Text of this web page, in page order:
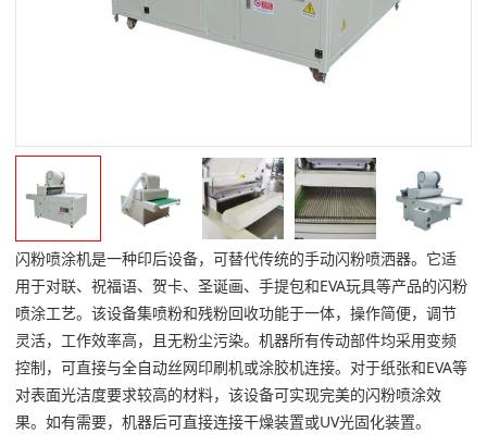
闪粉喷涂机是一种印后设备，可替代传统的手动闪粉喷洒器。它适
用于对联、祝福语、贺卡、圣诞画、手提包和EVA玩具等产品的闪粉
喷涂工艺。该设备集喷粉和残粉回收功能于一体，操作简便，调节
灵活，工作效率高，且无粉尘污染。机器所有传动部件均采用变频
控制，可直接与全自动丝网印刷机或涂胶机连接。对于纸张和EVA等
对表面光洁度要求较高的材料，该设备可实现完美的闪粉喷涂效
果。如有需要，机器后可直接连接干燥装置或UV光固化装置。